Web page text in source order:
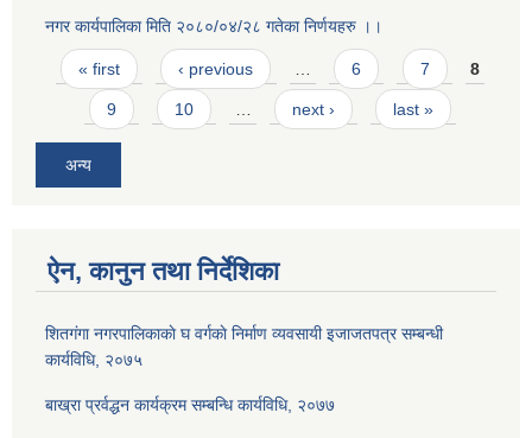
नगर कार्यपालिका मिति २०८०/०४/२८ गतेका निर्णयहरु ।।
Pages
« first ‹ previous … 6 7 8
9 10 … next › last »
अन्य
ऐन, कानुन तथा निर्देशिका
शितगंगा नगरपालिकाकाे घ वर्गकाे निर्माण व्यवसायी इजाजतपत्र सम्बन्धी
कार्यविधि, २०७५
बाख्रा प्रर्वद्धन कार्यक्रम सम्बन्धि कार्यविधि, २०७७